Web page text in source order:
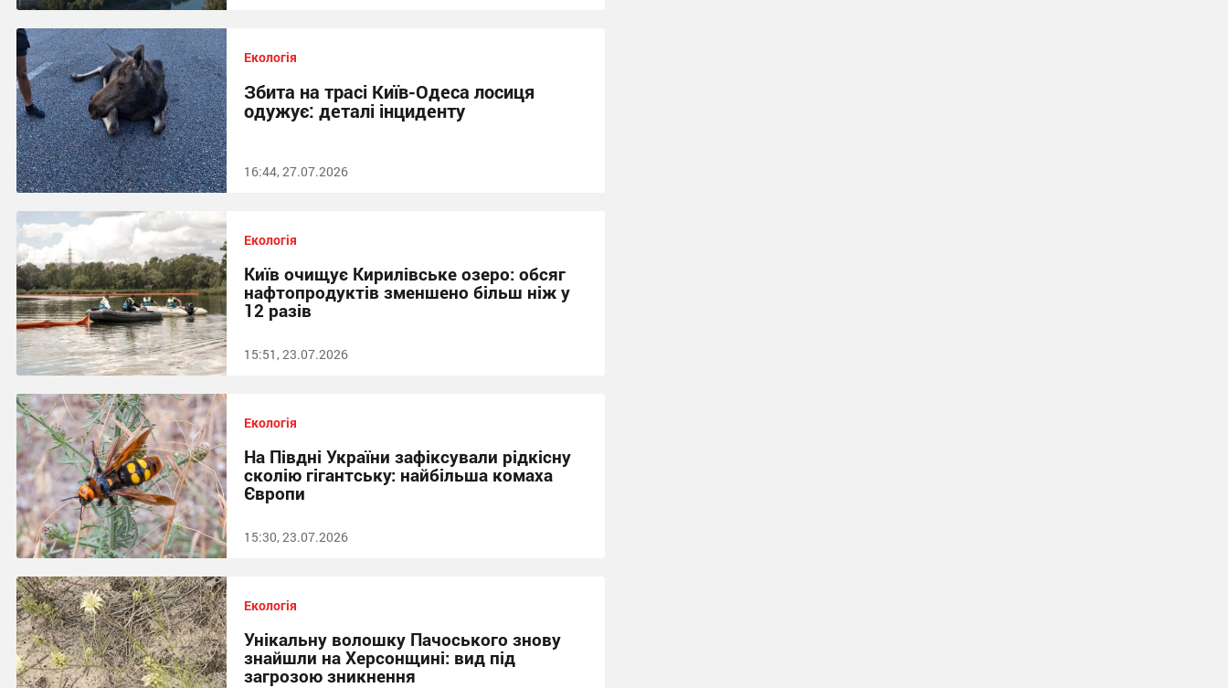
Екологія
Збита на трасі Київ-Одеса лосиця
одужує: деталі інциденту
16:44, 27.07.2026
Екологія
Київ очищує Кирилівське озеро: обсяг
нафтопродуктів зменшено більш ніж у
12 разів
15:51, 23.07.2026
Екологія
На Півдні України зафіксували рідкісну
сколію гігантську: найбільша комаха
Європи
15:30, 23.07.2026
Екологія
Унікальну волошку Пачоського знову
знайшли на Херсонщині: вид під
загрозою зникнення